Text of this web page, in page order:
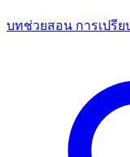
บทช่วยสอน การเปรี